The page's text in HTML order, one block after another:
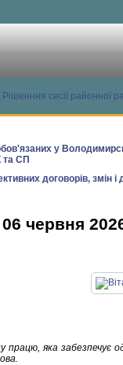
Рішенння сесії районної
у
та СП
договорів, змін
червня
яка забезпечує